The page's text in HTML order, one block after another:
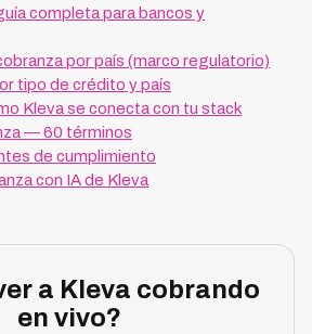
completa para bancos y
por país (marco regulatorio)
tipo de crédito y país
Kleva se conecta con tu stack
— 60 términos
de cumplimiento
con IA de Kleva
a Kleva cobrando
en vivo?